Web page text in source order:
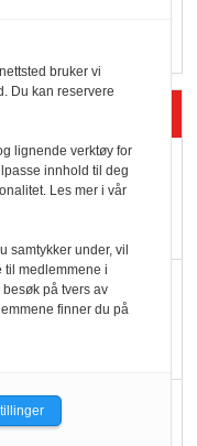
norske
av
vant
sin
å velge
bruker vi
Du kan reservere
lignende verktøy for
innhold til deg
Les mer i vår
samtykker under, vil
til medlemmene i
på tvers av
finner du på